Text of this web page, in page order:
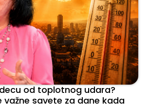
od toplotnog udara?
važne savete za dane kada